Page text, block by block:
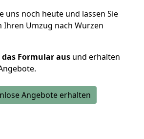
uns noch heute und lassen Sie
Ihren Umzug nach Wurzen
Formular aus und erhalten
Angebote erhalten